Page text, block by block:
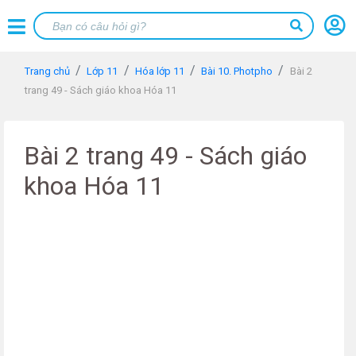
Trang chủ Lớp 11 Hóa lớp 11 Bài 10. Photpho
Bài 2
trang 49 - Sách giáo khoa Hóa 11
Bài 2 trang 49 - Sách giáo
khoa Hóa 11